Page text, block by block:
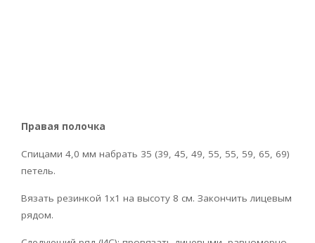
Правая полочка
Спицами 4,0 мм набрать 35 (39, 45, 49, 55, 55, 59, 65, 69)
петель.
Вязать резинкой 1х1 на высоту 8 см. Закончить лицевым
рядом.